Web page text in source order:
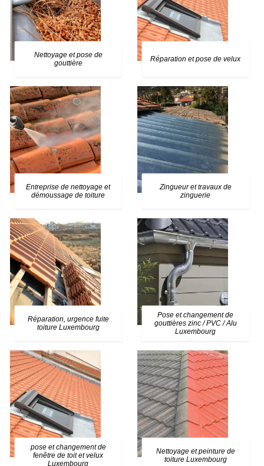
Nettoyage et pose de
gouttière
Réparation et pose de velux
Entreprise de nettoyage et
démoussage de toiture
Zingueur et travaux de
zinguerie
Réparation, urgence fuite
toiture Luxembourg
Pose et changement de
gouttières zinc / PVC / Alu
Luxembourg
pose et changement de
fenêtre de toit et velux
Luxembourg
Nettoyage et peinture de
toiture Luxembourg